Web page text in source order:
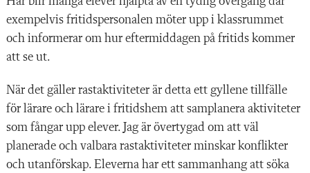
exempelvis fritidspersonalen möter upp i klassrummet
och informerar om hur eftermiddagen på fritids kommer
att se ut.
När det gäller rastaktiviteter är detta ett gyllene tillfälle
för lärare och lärare i fritidshem att samplanera aktiviteter
som fångar upp elever. Jag är övertygad om att väl
planerade och valbara rastaktiviteter minskar konflikter
och utanförskap. Eleverna har ett sammanhang att söka